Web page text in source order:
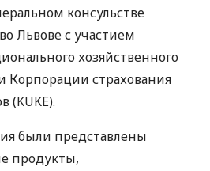
консульстве
Львове с участием
хозяйственного
Корпорации страхования
(KUKE).
были представлены
продукты,